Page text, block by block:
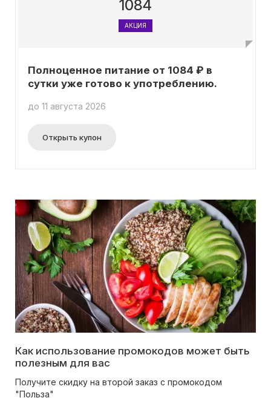
1084
АКЦИЯ
Полноценное питание от 1084 ₽ в
сутки уже готово к употреблению.
до 11 августа 2026
Открыть купон
Как использование промокодов может быть
полезным для вас
Получите скидку на второй заказ с промокодом
"Польза"